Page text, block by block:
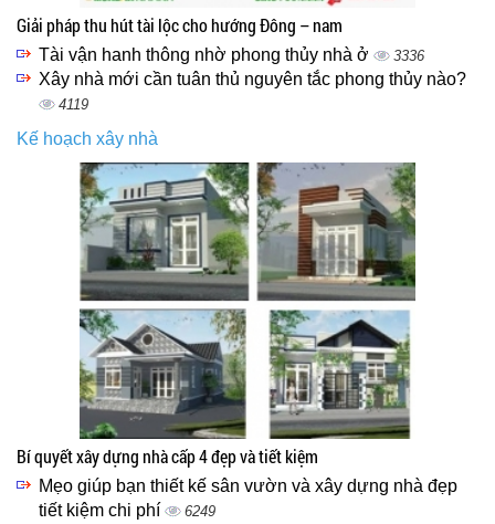
Giải pháp thu hút tài lộc cho hướng Đông – nam
Tài vận hanh thông nhờ phong thủy nhà ở 3336
Xây nhà mới cần tuân thủ nguyên tắc phong thủy nào?
4119
Kế hoạch xây nhà
Bí quyết xây dựng nhà cấp 4 đẹp và tiết kiệm
Mẹo giúp bạn thiết kế sân vườn và xây dựng nhà đẹp
tiết kiệm chi phí
6249